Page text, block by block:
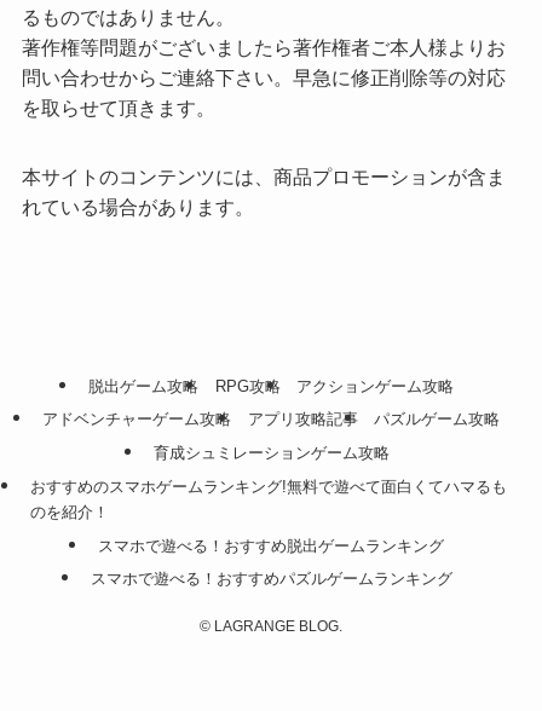
るものではありません。
著作権等問題がございましたら著作権者ご本人様よりお
問い合わせからご連絡下さい。早急に修正削除等の対応
を取らせて頂きます。
本サイトのコンテンツには、商品プロモーションが含ま
れている場合があります。
脱出ゲーム攻略 RPG攻略
アクションゲーム攻略
アドベンチャーゲーム攻略
アプリ攻略記事
パズルゲーム攻略
育成シュミレーションゲーム攻略
おすすめのスマホゲームランキング!無料で遊べて面白くてハマるも
のを紹介！
スマホで遊べる！おすすめ脱出ゲームランキング
スマホで遊べる！おすすめパズルゲームランキング
© LAGRANGE BLOG.